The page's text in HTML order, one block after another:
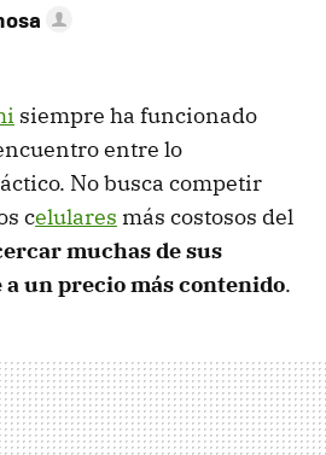
siempre ha funcionado
entre lo
No busca competir
celulares más costosos del
muchas de sus
un precio más contenido.